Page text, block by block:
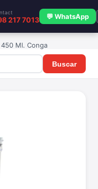
217 7013 💬 WhatsApp
Ml. Conga
Buscar